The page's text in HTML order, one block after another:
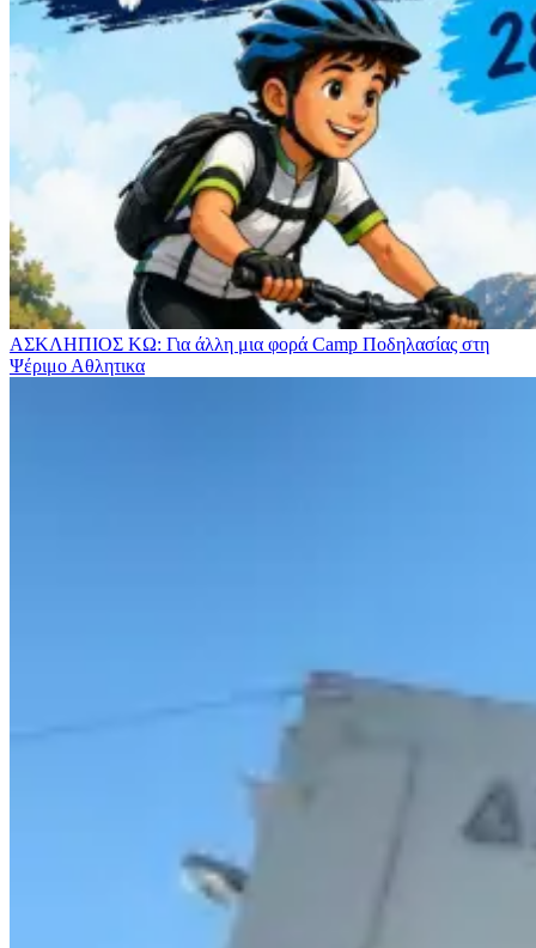
ΑΣΚΛΗΠΙΟΣ ΚΩ: Για άλλη μια φορά Camp Ποδηλασίας στη
Ψέριμο Αθλητικα